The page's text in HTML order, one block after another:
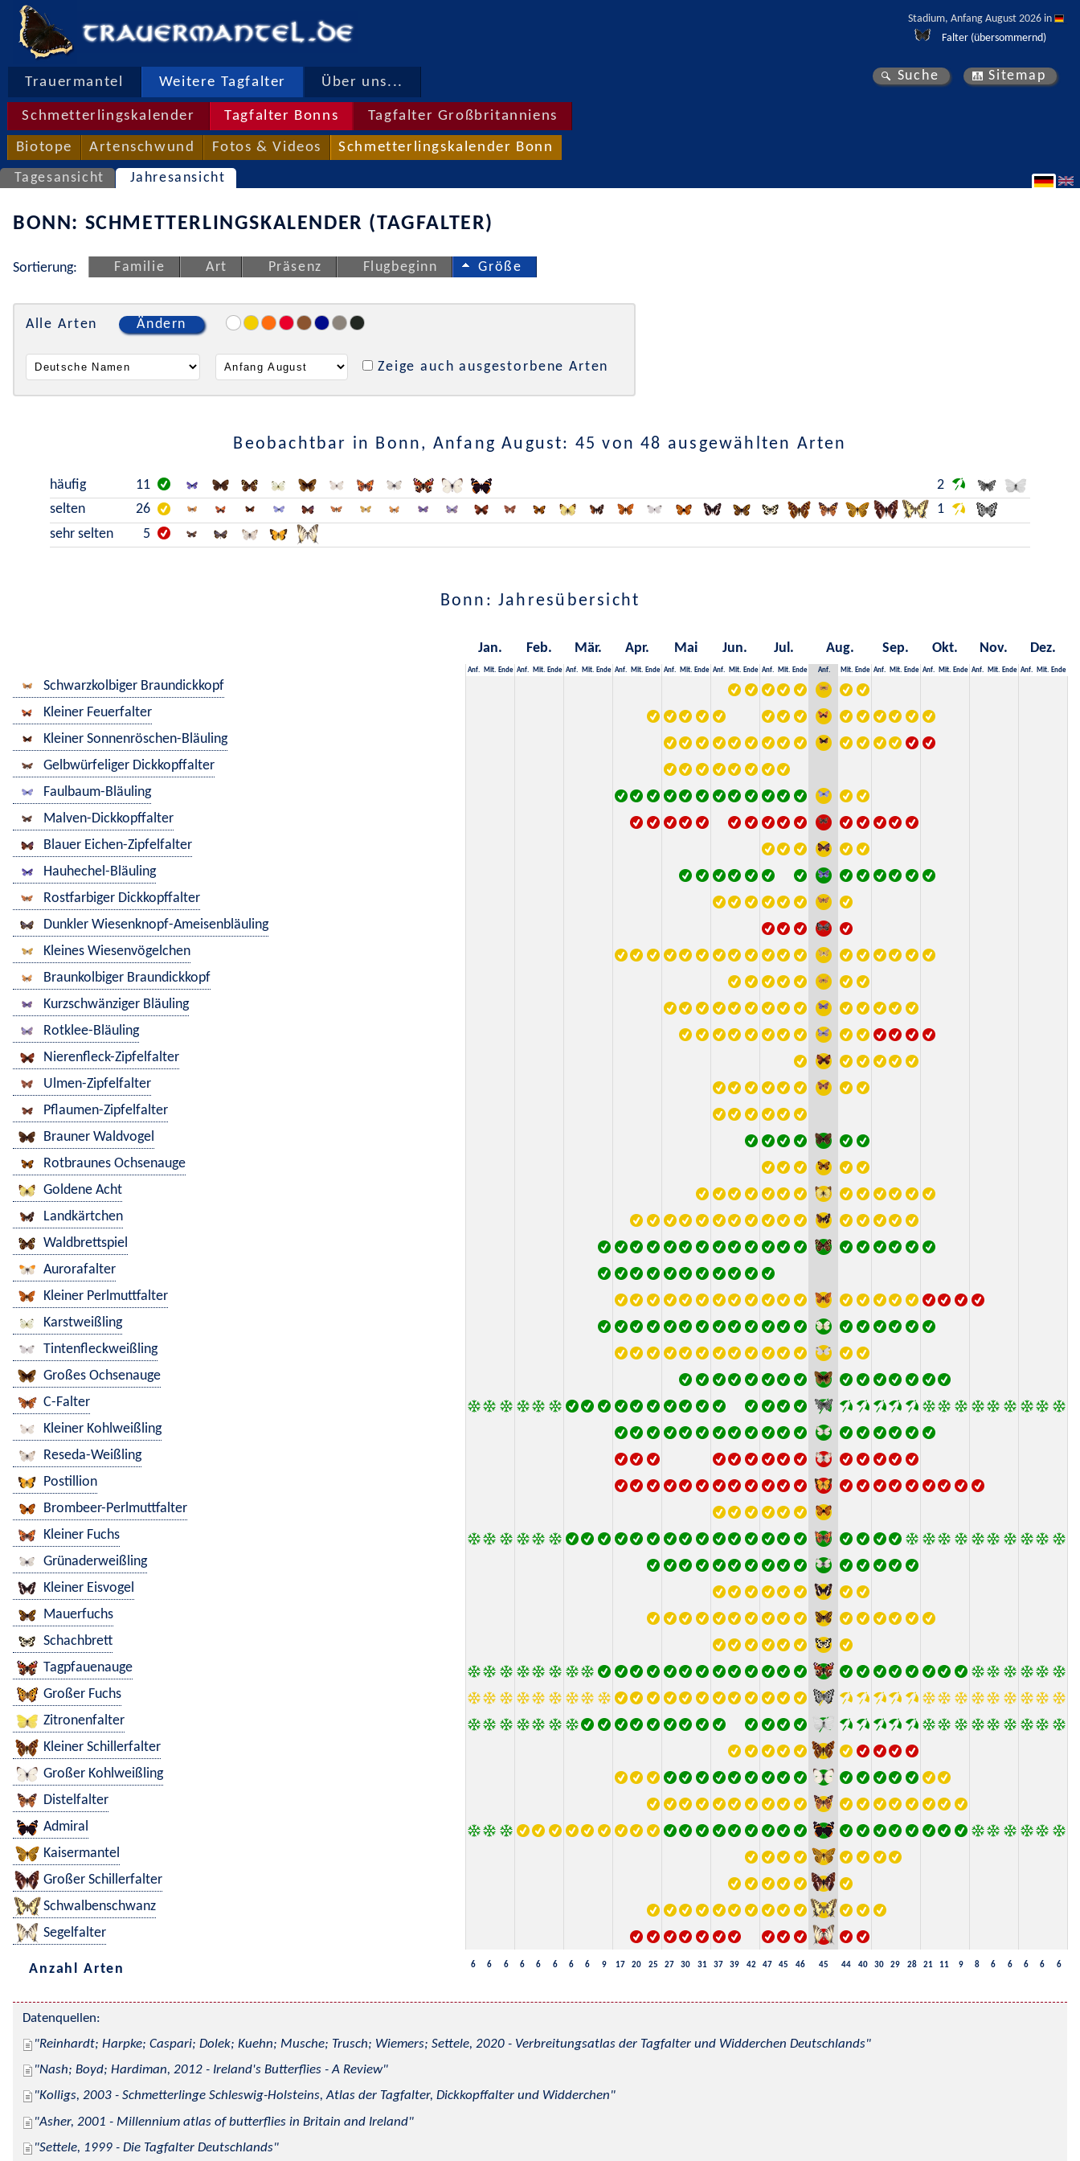
Stadium, Anfang August 2026 in
Falter (übersommernd)
Trauermantel Weitere Tagfalter Über uns...
Schmetterlingskalender Tagfalter Bonns Tagfalter Großbritanniens
Biotope Artenschwund Fotos & Videos Schmetterlingskalender Bonn
Suche Sitemap
Tagesansicht Jahresansicht
BONN: SCHMETTERLINGSKALENDER (TAGFALTER)
Sortierung: Familie Art Präsenz Flugbeginn Größe
Alle Arten Ändern
Zeige auch ausgestorbene Arten
Beobachtbar in Bonn, Anfang August: 45 von 48 ausgewählten Arten
häufig 11
2
selten
26
1
sehr selten
5
Bonn: Jahresübersicht
Jan. Feb. Mär. Apr. Mai Jun. Jul. Aug. Sep. Okt. Nov. Dez.
Anf. Mit. Ende Anf. Mit. Ende Anf. Mit. Ende Anf. Mit. Ende Anf. Mit. Ende Anf. Mit. Ende Anf. Mit. Ende Anf. Mit. Ende Anf. Mit. Ende Anf. Mit. Ende Anf. Mit. Ende Anf. Mit. Ende
Schwarzkolbiger Braundickkopf
Kleiner Feuerfalter
Kleiner Sonnenröschen-Bläuling
Gelbwürfeliger Dickkopffalter
Faulbaum-Bläuling
Malven-Dickkopffalter
Blauer Eichen-Zipfelfalter
Hauhechel-Bläuling
Rostfarbiger Dickkopffalter
Dunkler Wiesenknopf-Ameisenbläuling
Kleines Wiesenvögelchen
Braunkolbiger Braundickkopf
Kurzschwänziger Bläuling
Rotklee-Bläuling
Nierenfleck-Zipfelfalter
Ulmen-Zipfelfalter
Pflaumen-Zipfelfalter
Brauner Waldvogel
Rotbraunes Ochsenauge
Goldene Acht
Landkärtchen
Waldbrettspiel
Aurorafalter
Kleiner Perlmuttfalter
Karstweißling
Tintenfleckweißling
Großes Ochsenauge
C-Falter
Kleiner Kohlweißling
Reseda-Weißling
Postillion
Brombeer-Perlmuttfalter
Kleiner Fuchs
Grünaderweißling
Kleiner Eisvogel
Mauerfuchs
Schachbrett
Tagpfauenauge
Großer Fuchs
Zitronenfalter
Kleiner Schillerfalter
Großer Kohlweißling
Distelfalter
Admiral
Kaisermantel
Großer Schillerfalter
Schwalbenschwanz
Segelfalter
Anzahl Arten 6 6 6 6 6 6 6 6 9 17 20 25 27 30 31 37 39 42 47 45 46 45 44 40 30 29 28 21 11 9 8 6 6 6 6 6
Datenquellen:
Reinhardt; Harpke; Caspari; Dolek; Kuehn; Musche; Trusch; Wiemers; Settele, 2020 - Verbreitungsatlas der Tagfalter und Widderchen Deutschlands
Nash; Boyd; Hardiman, 2012 - Ireland's Butterflies - A Review
Kolligs, 2003 - Schmetterlinge Schleswig-Holsteins, Atlas der Tagfalter, Dickkopffalter und Widderchen
Asher, 2001 - Millennium atlas of butterflies in Britain and Ireland
Settele, 1999 - Die Tagfalter Deutschlands